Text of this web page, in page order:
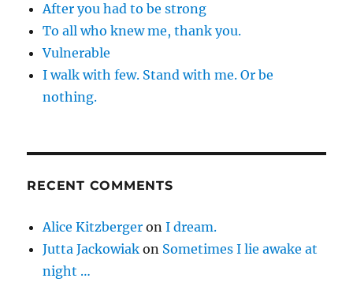
After you had to be strong
To all who knew me, thank you.
Vulnerable
I walk with few. Stand with me. Or be
nothing.
RECENT COMMENTS
Alice Kitzberger onI dream.
Jutta Jackowiak on Sometimes I lie awake at
night …